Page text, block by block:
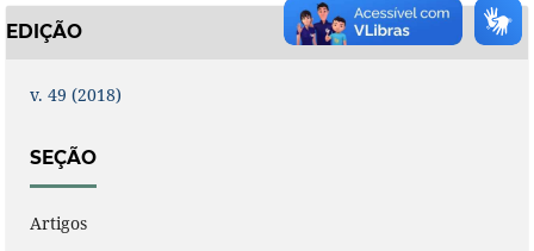
EDIÇÃO
v. 49 (2018)
SEÇÃO
Artigos